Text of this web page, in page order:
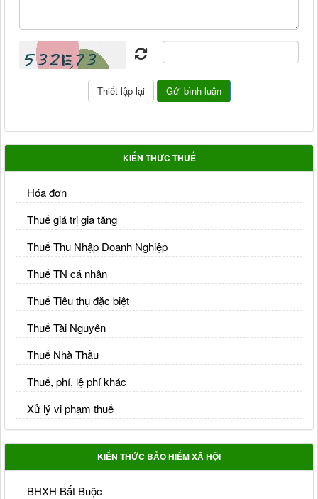
KIẾN THỨC THUẾ
Hóa đơn
Thuế giá trị gia tăng
Thuế Thu Nhập Doanh Nghiệp
Thuế TN cá nhân
Thuế Tiêu thụ đặc biệt
Thuế Tài Nguyên
Thuế Nhà Thầu
Thuế, phí, lệ phí khác
Xử lý vi phạm thuế
KIẾN THỨC BẢO HIỂM XÃ HỘI
BHXH Bắt Buộc